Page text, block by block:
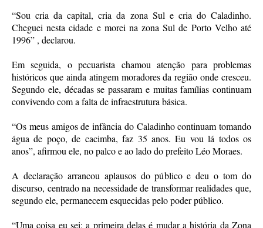
“Sou cria da capital, cria da zona Sul e cria do Caladinho.
Cheguei nesta cidade e morei na zona Sul de Porto Velho até
1996” , declarou.
Em seguida, o pecuarista chamou atenção para problemas
históricos que ainda atingem moradores da região onde cresceu.
Segundo ele, décadas se passaram e muitas famílias continuam
convivendo com a falta de infraestrutura básica.
“Os meus amigos de infância do Caladinho continuam tomando
água de poço, de cacimba, faz 35 anos. Eu vou lá todos os
anos”, afirmou ele, no palco e ao lado do prefeito Léo Moraes.
A declaração arrancou aplausos do público e deu o tom do
discurso, centrado na necessidade de transformar realidades que,
segundo ele, permanecem esquecidas pelo poder público.
“Uma coisa eu sei: a primeira delas é mudar a história da Zona